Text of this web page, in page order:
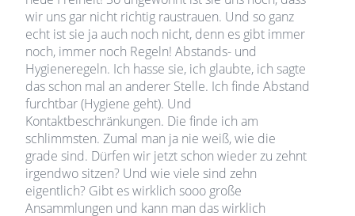
wir uns gar nicht richtig raustrauen. Und so ganz
echt ist sie ja auch noch nicht, denn es gibt immer
noch, immer noch Regeln! Abstands- und
Hygieneregeln. Ich hasse sie, ich glaubte, ich sagte
das schon mal an anderer Stelle. Ich finde Abstand
furchtbar (Hygiene geht). Und
Kontaktbeschränkungen. Die finde ich am
schlimmsten. Zumal man ja nie weiß, wie die
grade sind. Dürfen wir jetzt schon wieder zu zehnt
irgendwo sitzen? Und wie viele sind zehn
eigentlich? Gibt es wirklich sooo große
Ansammlungen und kann man das wirklich